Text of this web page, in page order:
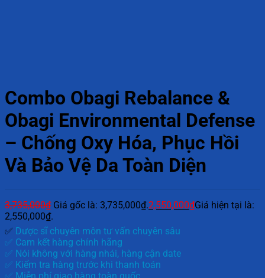
Combo Obagi Rebalance &
Obagi Environmental Defense
– Chống Oxy Hóa, Phục Hồi
Và Bảo Vệ Da Toàn Diện
3,735,000₫ Giá gốc là: 3,735,000₫.2,550,000₫Giá hiện tại là:
2,550,000₫.
✅ Dược sĩ chuyên môn tư vấn chuyên sâu
✅ Cam kết hàng chính hãng
✅ Nói không với hàng nhái, hàng cận date
✅ Kiểm tra hàng trước khi thanh toán